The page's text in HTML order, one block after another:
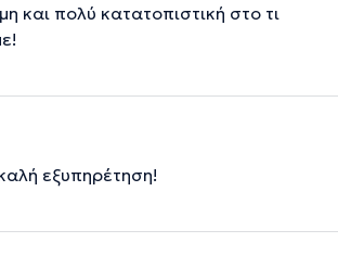
και πολύ κατατοπιστική στο τι
εξυπηρέτηση!